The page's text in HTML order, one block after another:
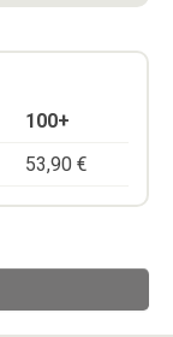
100+
53,90 €